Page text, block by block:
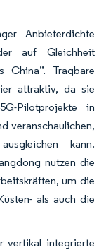
Anbieterdichte
auf Gleichheit
China”. Tragbare
attraktiv, da sie
Pilotprojekte in
veranschaulichen,
kann.
nutzen die
um die
als auch die
vertikal integrierte